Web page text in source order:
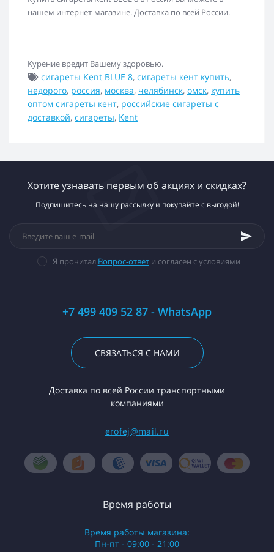
нашем интернет-магазине. Доставка по всей России.
Курение вредит Вашему здоровью.
сигареты Kent BLUE 8, сигареты кент купить,
недорого, россия, москва, челябинск, омск, купить
оптом сигареты кент, российские сигареты с
доставкой, сигареты, Kent
Хотите узнавать первым об акциях и скидках?
Подпишитесь на нашу рассылку и покупайте с выгодой!
Я прочитал Вопрос-ответи согласен с условиями
+7 499 409 52 87 - WhatsApp
СВЯЗАТЬСЯ С НАМИ
Доставка по всей России транспортными
компаниями
erofej@mail.ru
Время работы
Время работы магазина:
Пн-пт - 09:00 - 21:00